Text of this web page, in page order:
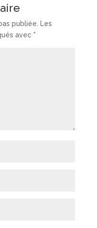
publiée.
Les
avec *